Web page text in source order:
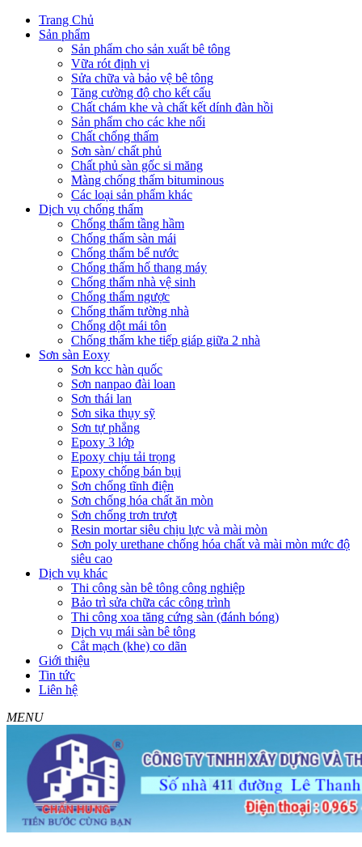
Trang Chủ
Sản phẩm
Sản phẩm cho sản xuất bê tông
Vữa rót định vị
Sửa chữa và bảo vệ bê tông
Tăng cường độ cho kết cấu
Chất chám khe và chất kết dính đàn hồi
Sản phẩm cho các khe nối
Chất chống thấm
Sơn sàn/ chất phủ
Chất phủ sàn gốc si măng
Màng chống thấm bituminous
Các loại sản phẩm khác
Dịch vụ chống thấm
Chống thấm tầng hầm
Chống thấm sàn mái
Chống thấm bể nước
Chống thấm hố thang máy
Chống thấm nhà vệ sinh
Chống thấm ngược
Chống thấm tường nhà
Chống dột mái tôn
Chống thấm khe tiếp giáp giữa 2 nhà
Sơn sàn Eoxy
Sơn kcc hàn quốc
Sơn nanpao đài loan
Sơn thái lan
Sơn sika thụy sỹ
Sơn tự phẳng
Epoxy 3 lớp
Epoxy chịu tải trọng
Epoxy chống bán bụi
Sơn chống tĩnh điện
Sơn chống hóa chất ăn mòn
Sơn chống trơn trượt
Resin mortar siêu chịu lực và mài mòn
Sơn poly urethane chống hóa chất và mài mòn mức độ
siêu cao
Dịch vụ khác
Thi công sàn bê tông công nghiệp
Bảo trì sửa chữa các công trình
Thi công xoa tăng cứng sàn (đánh bóng)
Dịch vụ mái sàn bê tông
Cắt mạch (khe) co dãn
Giới thiệu
Tin tức
Liên hệ
MENU